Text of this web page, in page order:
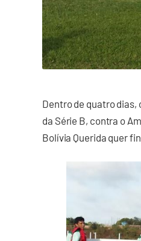
Dentro de quatro
da Série B, contra o
Bolívia Querida quer